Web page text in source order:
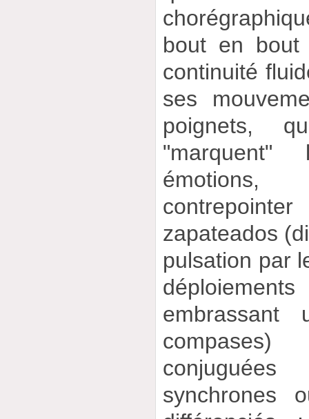
bout en
continuité
ses
poignets,
zapateados
pulsation par
embrassant
synchrones